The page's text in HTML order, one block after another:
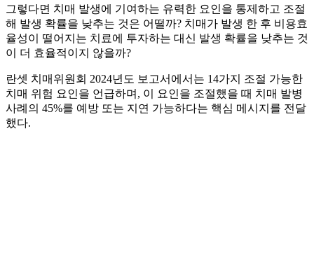
그렇다면 치매 발생에 기여하는 유력한 요인을 통제하고 조절
해 발생 확률을 낮추는 것은 어떨까? 치매가 발생 한 후 비용효
율성이 떨어지는 치료에 투자하는 대신 발생 확률을 낮추는 것
이 더 효율적이지 않을까?
란셋 치매위원회 2024년도 보고서에서는 14가지 조절 가능한
치매 위험 요인을 언급하며, 이 요인을 조절했을 때 치매 발병
사례의 45%를 예방 또는 지연 가능하다는 핵심 메시지를 전달
했다.